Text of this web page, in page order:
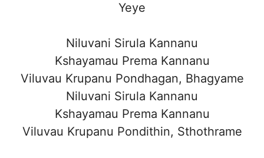
Yeye
Niluvani Sirula Kannanu
Kshayamau Prema Kannanu
Viluvau Krupanu Pondhagan, Bhagyame
Niluvani Sirula Kannanu
Kshayamau Prema Kannanu
Viluvau Krupanu Pondithin, Sthothrame